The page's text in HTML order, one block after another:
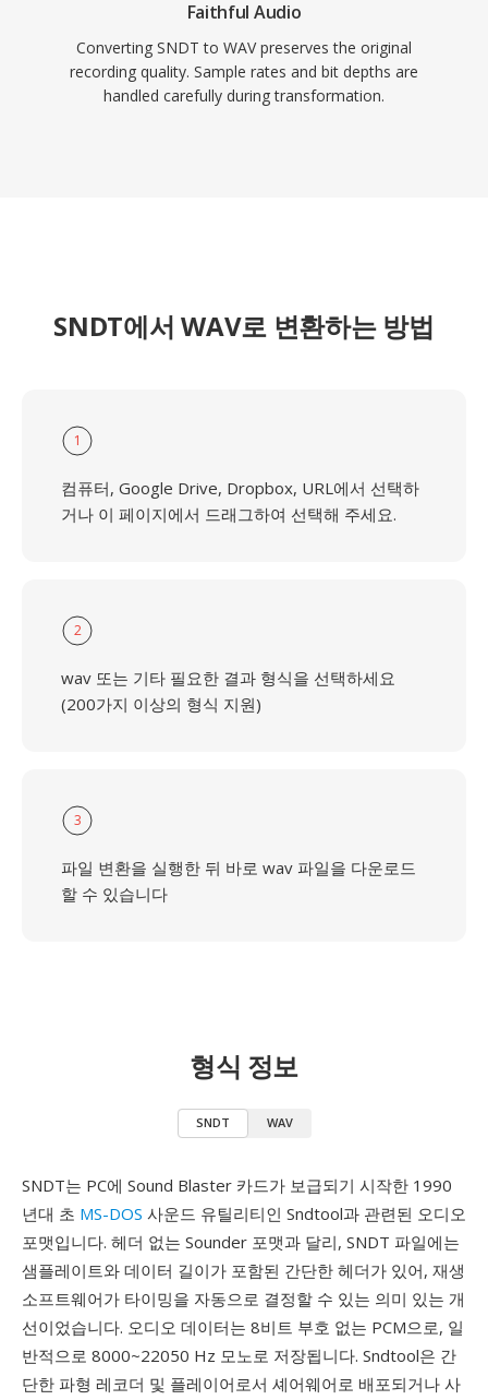
Faithful Audio
Converting SNDT to WAV preserves the original
recording quality. Sample rates and bit depths are
handled carefully during transformation.
SNDT에서 WAV로 변환하는 방법
1
컴퓨터, Google Drive, Dropbox, URL에서 선택하
거나 이 페이지에서 드래그하여 선택해 주세요.
2
wav 또는 기타 필요한 결과 형식을 선택하세요
(200가지 이상의 형식 지원)
3
파일 변환을 실행한 뒤 바로 wav 파일을 다운로드
할 수 있습니다
형식 정보
SNDT WAV
SNDT는 PC에 Sound Blaster 카드가 보급되기 시작한 1990
년대 초 MS-DOS 사운드 유틸리티인 Sndtool과 관련된 오디오
포맷입니다. 헤더 없는 Sounder 포맷과 달리, SNDT 파일에는
샘플레이트와 데이터 길이가 포함된 간단한 헤더가 있어, 재생
소프트웨어가 타이밍을 자동으로 결정할 수 있는 의미 있는 개
선이었습니다. 오디오 데이터는 8비트 부호 없는 PCM으로, 일
반적으로 8000~22050 Hz 모노로 저장됩니다. Sndtool은 간
단한 파형 레코더 및 플레이어로서 셰어웨어로 배포되거나 사